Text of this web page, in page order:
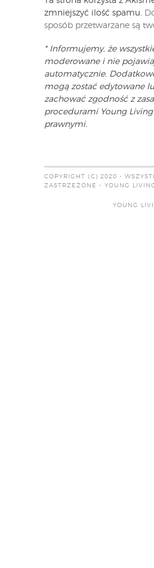
zmniejszyć ilość spamu.
sposób przetwarzane są
* Informujemy, że
moderowane i nie
automatycznie.
mogą zostać edytowane
zachować zgodność z
procedurami Young
prawnymi.
COPYRIGHT (C) 2020 -
ZASTRZEŻONE - YOUNG
YOUNG